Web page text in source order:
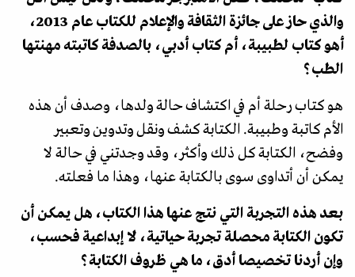
والذي حاز على جائزة الثقافة والإعلام للكتاب عام 2013،
أهو كتاب لطبيبة، أم كتاب أدبي، بالصدفة كاتبته مهنتها
الطب؟
هو كتاب رحلة أم في اكتشاف حالة ولدها، وصدف أن هذه
الأم كاتبة وطبيبة. الكتابة كشف ونقل وتدوين وتعبير
وفضح، الكتابة كل ذلك وأكثر، وقد وجدتني في حالة لا
يمكن أن أتداوى سوى بالكتابة عنها، وهذا ما فعلته.
بعد هذه التجربة التي نتج عنها هذا الكتاب، هل يمكن أن
تكون الكتابة محصلة تجربة حياتية، لا إبداعية فحسب،
وإن أردنا تخصيصا أدق، ما هي ظروف الكتابة؟